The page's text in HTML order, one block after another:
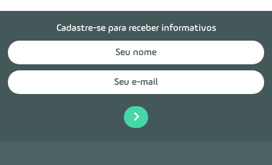
Cadastre-se para receber informativos